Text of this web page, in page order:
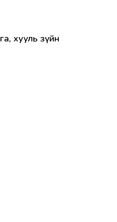
хууль зүйн